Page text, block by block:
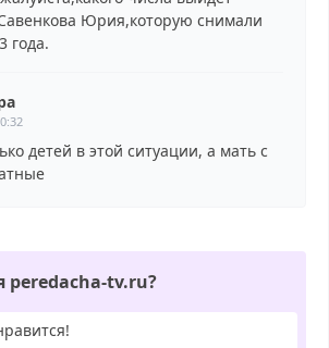
Юрия,которую снимали
года.
детей в этой ситуации, а мать с
peredacha-tv.ru?